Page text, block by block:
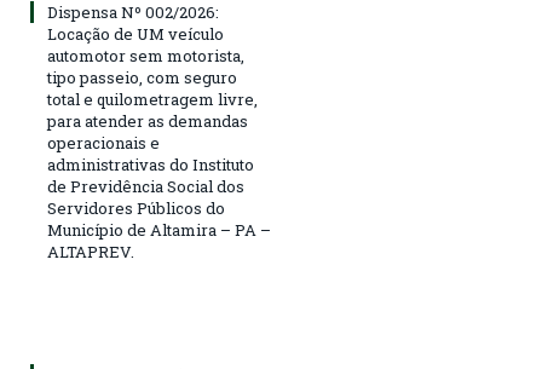
Dispensa Nº 002/2026:
Locação de UM veículo
automotor sem motorista,
tipo passeio, com seguro
total e quilometragem livre,
para atender as demandas
operacionais e
administrativas do Instituto
de Previdência Social dos
Servidores Públicos do
Município de Altamira – PA –
ALTAPREV.